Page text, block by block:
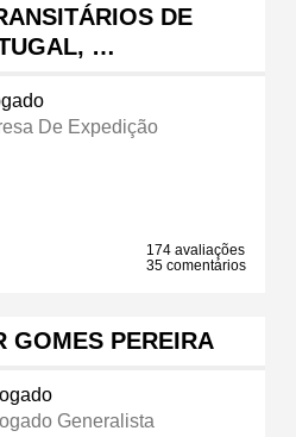
DE
…
De Expedição
174 avaliações
35 comentários
GOMES PEREIRA
Generalista